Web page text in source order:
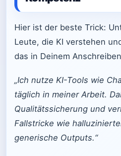
Hier ist der beste Trick:
Leute, die KI verstehen
das in Deinem
„Ich nutze KI-Tools wie
täglich in meiner Arbeit.
Qualitätssicherung und
Fallstricke wie
generische Outputs.“